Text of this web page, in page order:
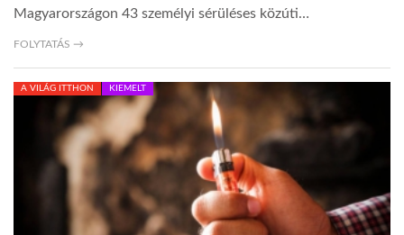
Magyarországon 43 személyi sérüléses közúti…
FOLYTATÁS →
A VILÁG ITTHON KIEMELT